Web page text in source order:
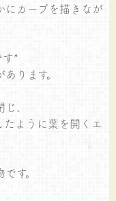
にカーブを描きなが
す*
ります。
、
ように葉を開くエ
す。